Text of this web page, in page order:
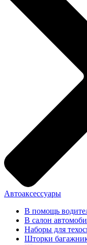
Автоаксессуары
В помощь
В салон
Наборы для
Шторки